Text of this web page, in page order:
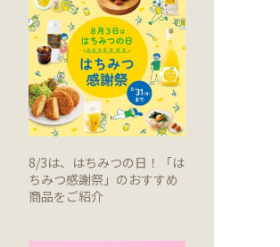
8/3は、はちみつの日！「は
ちみつ感謝祭」のおすすめ
商品をご紹介